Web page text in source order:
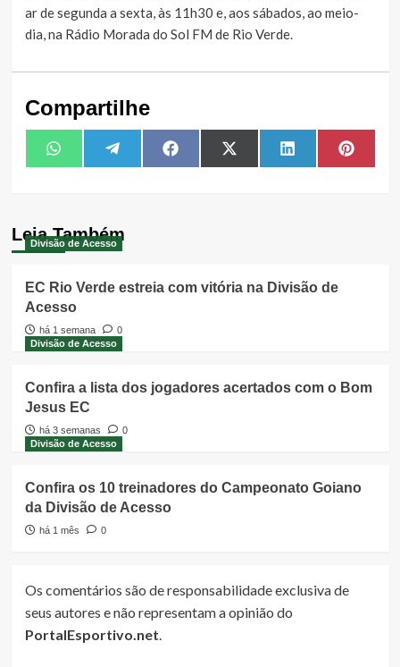
ar de segunda a sexta, às 11h30 e, aos sábados, ao meio-
dia, na Rádio Morada do Sol FM de Rio Verde.
Compartilhe
Share
on
WhatsAppShare
on
TelegramShare
on
FacebookShare
on
X
(Twitter)
Share
on
LinkedIn Share
on
Leia Também
Divisão de Acesso
EC Rio Verde estreia com vitória na Divisão de
Acesso
há 1 semana
0
Divisão de Acesso
Confira a lista dos jogadores acertados com o Bom
Jesus EC
há 3 semanas
0
Divisão de Acesso
Confira os 10 treinadores do Campeonato Goiano
da Divisão de Acesso
há 1 mês 0
Os comentários são de responsabilidade exclusiva de
seus autores e não representam a opinião do
PortalEsportivo.net.